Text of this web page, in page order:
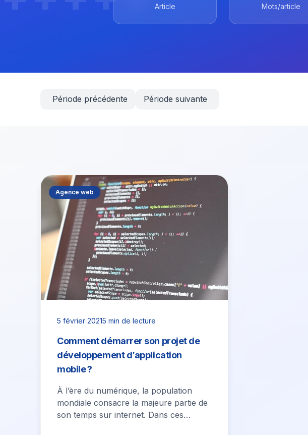
Article Mots/article
Période précédente Période suivante
Agence web
5 février 20215 min de lecture
Comment démarrer son projet de
développement d’application
mobile ?
À l’ère du numérique, la population
mondiale consacre la majeure partie de
son temps sur internet. Dans ces